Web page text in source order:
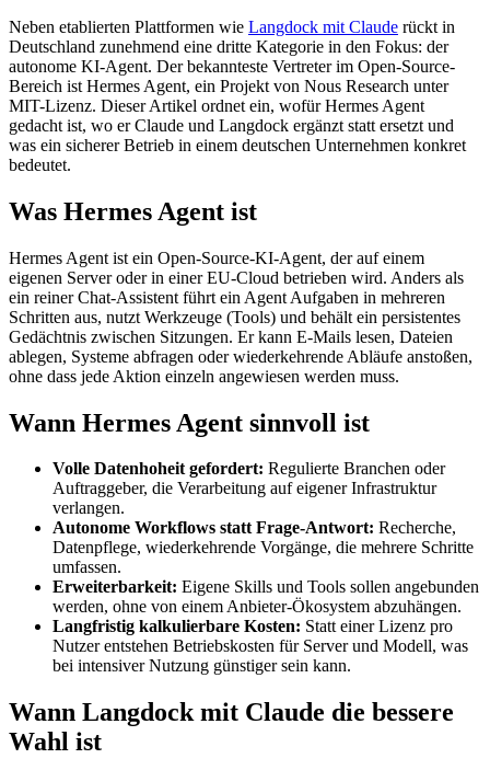
Neben etablierten Plattformen wie Langdock mit Claude rückt in
Deutschland zunehmend eine dritte Kategorie in den Fokus: der
autonome KI-Agent. Der bekannteste Vertreter im Open-Source-
Bereich ist Hermes Agent, ein Projekt von Nous Research unter
MIT-Lizenz. Dieser Artikel ordnet ein, wofür Hermes Agent
gedacht ist, wo er Claude und Langdock ergänzt statt ersetzt und
was ein sicherer Betrieb in einem deutschen Unternehmen konkret
bedeutet.
Was Hermes Agent ist
Hermes Agent ist ein Open-Source-KI-Agent, der auf einem
eigenen Server oder in einer EU-Cloud betrieben wird. Anders als
ein reiner Chat-Assistent führt ein Agent Aufgaben in mehreren
Schritten aus, nutzt Werkzeuge (Tools) und behält ein persistentes
Gedächtnis zwischen Sitzungen. Er kann E-Mails lesen, Dateien
ablegen, Systeme abfragen oder wiederkehrende Abläufe anstoßen,
ohne dass jede Aktion einzeln angewiesen werden muss.
Wann Hermes Agent sinnvoll ist
Volle Datenhoheit gefordert: Regulierte Branchen oder
Auftraggeber, die Verarbeitung auf eigener Infrastruktur
verlangen.
Autonome Workflows statt Frage-Antwort: Recherche,
Datenpflege, wiederkehrende Vorgänge, die mehrere Schritte
umfassen.
Erweiterbarkeit: Eigene Skills und Tools sollen angebunden
werden, ohne von einem Anbieter-Ökosystem abzuhängen.
Langfristig kalkulierbare Kosten: Statt einer Lizenz pro
Nutzer entstehen Betriebskosten für Server und Modell, was
bei intensiver Nutzung günstiger sein kann.
Wann Langdock mit Claude die bessere
Wahl ist